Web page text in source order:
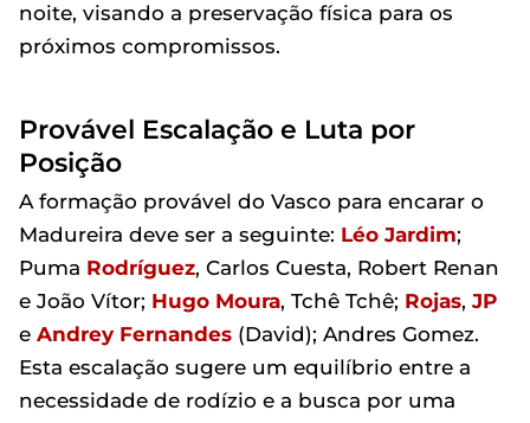
noite, visando a preservação física para os
próximos compromissos.
Provável Escalação e Luta por
Posição
A formação provável do Vasco para encarar o
Madureira deve ser a seguinte: Léo Jardim;
Puma Rodríguez, Carlos Cuesta, Robert Renan
e João Vítor; Hugo Moura, Tchê Tchê; Rojas, JP
e Andrey Fernandes (David); Andres Gomez.
Esta escalação sugere um equilíbrio entre a
necessidade de rodízio e a busca por uma